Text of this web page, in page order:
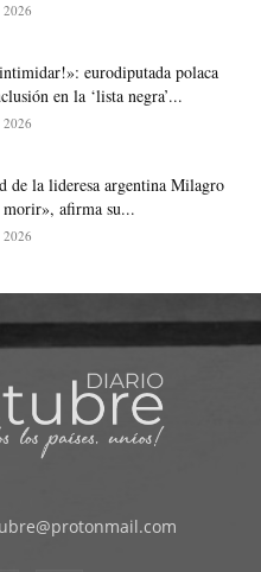
eurodiputada polaca
en la ‘lista negra’...
de la lideresa argentina Milagro
morir», afirma su...